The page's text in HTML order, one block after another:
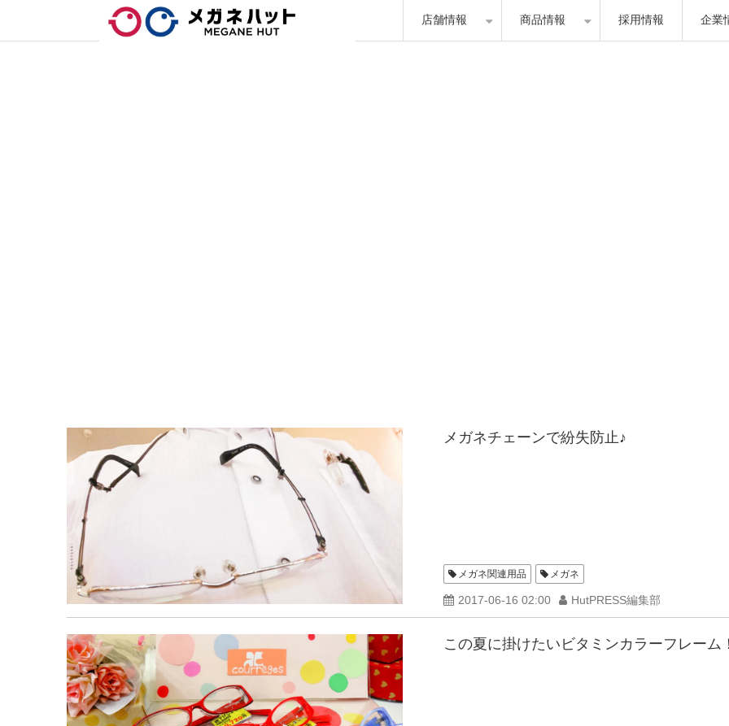
店舗情報 商品情報 採用情報 企業
メガネチェーンで紛失防止♪
メガネ関連用品 メガネ
2017-06-16 02:00 HutPRESS編集部
この夏に掛けたいビタミンカラーフレーム